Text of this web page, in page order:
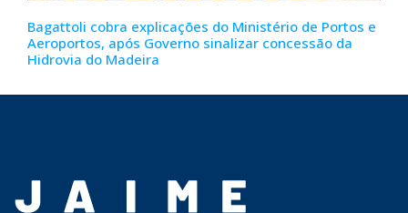
Bagattoli cobra explicações do Ministério de Portos e
Aeroportos, após Governo sinalizar concessão da
Hidrovia do Madeira